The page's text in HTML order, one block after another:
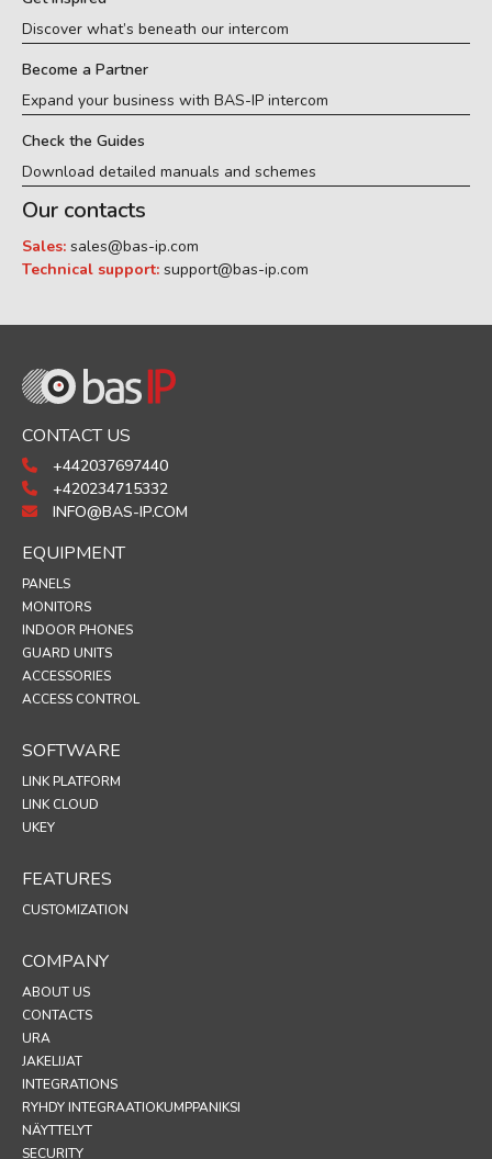
Discover what’s beneath our intercom
Become a Partner
Expand your business with BAS-IP intercom
Check the Guides
Download detailed manuals and schemes
Our contacts
Sales: sales@bas-ip.com
Technical support: support@bas-ip.com
CONTACT US
+442037697440
+420234715332
INFO@BAS-IP.COM
EQUIPMENT
PANELS
MONITORS
INDOOR PHONES
GUARD UNITS
ACCESSORIES
ACCESS CONTROL
SOFTWARE
LINK PLATFORM
LINK CLOUD
UKEY
FEATURES
CUSTOMIZATION
COMPANY
ABOUT US
CONTACTS
URA
JAKELIJAT
INTEGRATIONS
RYHDY INTEGRAATIOKUMPPANIKSI
NÄYTTELYT
SECURITY